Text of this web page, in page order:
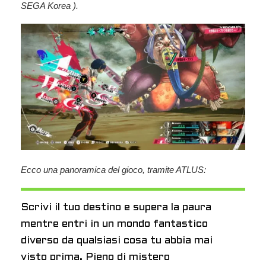
SEGA Korea ).
Ecco una panoramica del gioco, tramite ATLUS:
Scrivi il tuo destino e supera la paura
mentre entri in un mondo fantastico
diverso da qualsiasi cosa tu abbia mai
visto prima. Pieno di mistero